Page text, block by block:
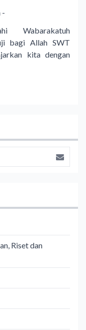
-
Wabarakatuh
bagi Allah SWT
kita dengan
Riset dan